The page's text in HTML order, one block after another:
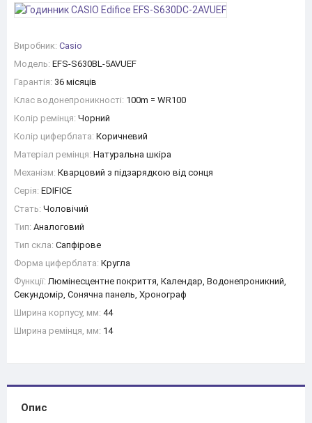
Виробник: Casio
Модель: EFS-S630BL-5AVUEF
Гарантія: 36 місяців
Клас водонепроникності: 100m = WR100
Колір ремінця: Чорний
Колір циферблата: Коричневий
Матеріал ремінця: Натуральна шкіра
Механізм: Кварцовий з підзарядкою від сонця
Серія: EDIFICE
Стать: Чоловічий
Тип: Аналоговий
Тип скла: Сапфірове
Форма циферблата: Кругла
Функції: Люмінесцентне покриття, Календар, Водонепроникний,
Секундомір, Сонячна панель, Хронограф
Ширина корпусу, мм: 44
Ширина ремінця, мм: 14
Опис